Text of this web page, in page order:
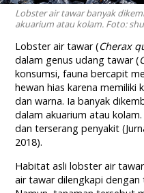
Lobster air tawar banyak
akuarium atau kolam. Foto:
Lobster air tawar (Cherax
dalam genus udang tawar (
konsumsi, fauna bercapit
hewan hias karena memiliki
dan warna. Ia banyak
dalam akuarium atau
dan terserang penyakit
2018).
Habitat asli lobster air
air tawar dilengkapi